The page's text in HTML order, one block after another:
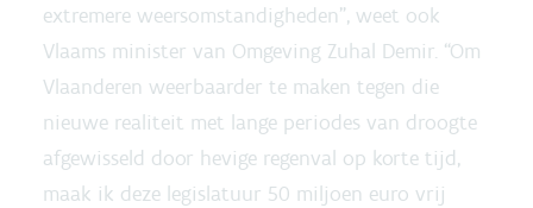
extremere weersomstandigheden”, weet ook
Vlaams minister van Omgeving Zuhal Demir. “Om
Vlaanderen weerbaarder te maken tegen die
nieuwe realiteit met lange periodes van droogte
afgewisseld door hevige regenval op korte tijd,
maak ik deze legislatuur 50 miljoen euro vrij